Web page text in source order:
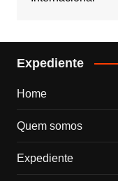
Expediente
Home
Quem somos
Expediente